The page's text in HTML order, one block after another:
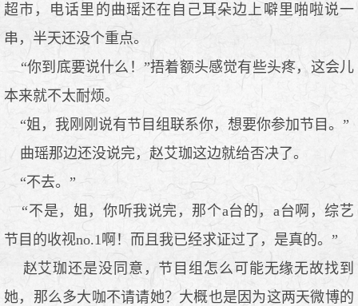
超市，电话里的曲瑶还在自己耳朵边上噼里啪啦说一
串，半天还没个重点。
“你到底要说什么！”捂着额头感觉有些头疼，这会儿
本来就不太耐烦。
“姐，我刚刚说有节目组联系你，想要你参加节目。”
曲瑶那边还没说完，赵艾珈这边就给否决了。
“不去。”
“不是，姐，你听我说完，那个a台的，a台啊，综艺
节目的收视no.1啊！而且我已经求证过了，是真的。”
赵艾珈还是没同意，节目组怎么可能无缘无故找到
她，那么多大咖不请请她？大概也是因为这两天微博的